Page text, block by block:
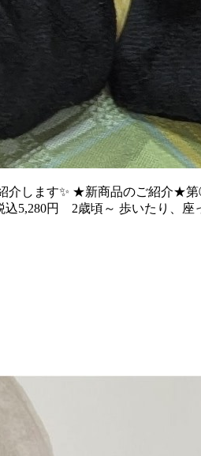
介します✨ ★新商品のご紹介★
5,280円 2歳頃～ 歩いたり、座